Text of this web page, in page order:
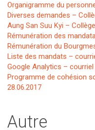
Organigramme du
Diverses demandes –
Aung San Suu Kyi –
Rémunération des
Rémunération du
Liste des mandats –
Google Analytics – courriel
Programme de cohésion
28.06.2017
Autre